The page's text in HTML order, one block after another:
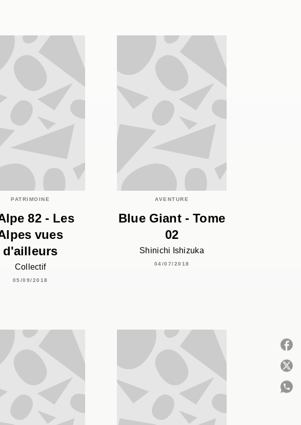
PATRIMOINE
82 - Les
vues
d'ailleurs
Collectif
05/09/2018
AVENTURE
Blue Giant - Tome
02
Shinichi Ishizuka
04/07/2018